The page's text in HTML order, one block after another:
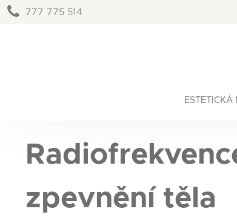
777 775 514
ESTETICKÁ
zpevnění těla